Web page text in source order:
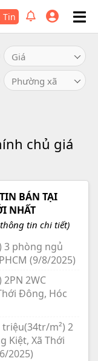
Tin
Giá
Phường xã
chủ giá
BÁN TẠI
NHẤT
tin chi tiết)
3 phòng ngủ
(9/8/2025)
2WC
Đông, Hóc
triệu(34tr/m²) 2
Kiệt, Xã Thới
2025)